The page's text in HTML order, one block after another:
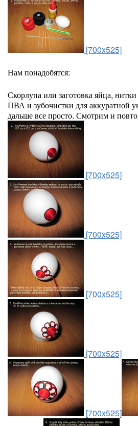
[700x525]
Нам понадобятся:
Скорлупа или заготовка яйца,
ПВА и зубочистки для аккуратной
дальше все просто. Смотрим и
[700x525]
[700x525]
[700x525]
[700x525]
[700x525]